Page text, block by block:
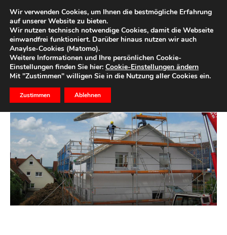
Start Immobilien KAUFEN & BAUEN
KAUFEN & BAUEN
Wir verwenden Cookies, um Ihnen die bestmögliche Erfahrung
auf unserer Website zu bieten.
Wir nutzen technisch notwendige Cookies, damit die Webseite
einwandfrei funktioniert. Darüber hinaus nutzen wir auch
Anaylse-Cookies (Matomo).
Weitere Informationen und Ihre persönlichen Cookie-
Einstellungen finden Sie hier: Cookie-Einstellungen ändern
Mit "Zustimmen" willigen Sie in die Nutzung aller Cookies ein.
Zustimmen Ablehnen